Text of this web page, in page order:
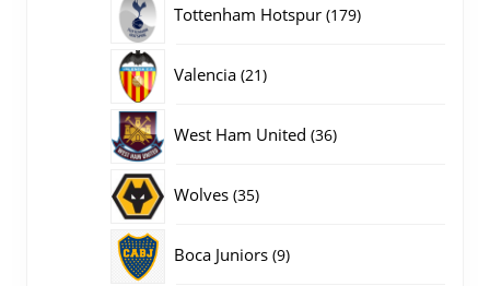
Tottenham Hotspur 179179
Valencia 2121
West Ham United 3636
Wolves 3535
Boca Juniors 99